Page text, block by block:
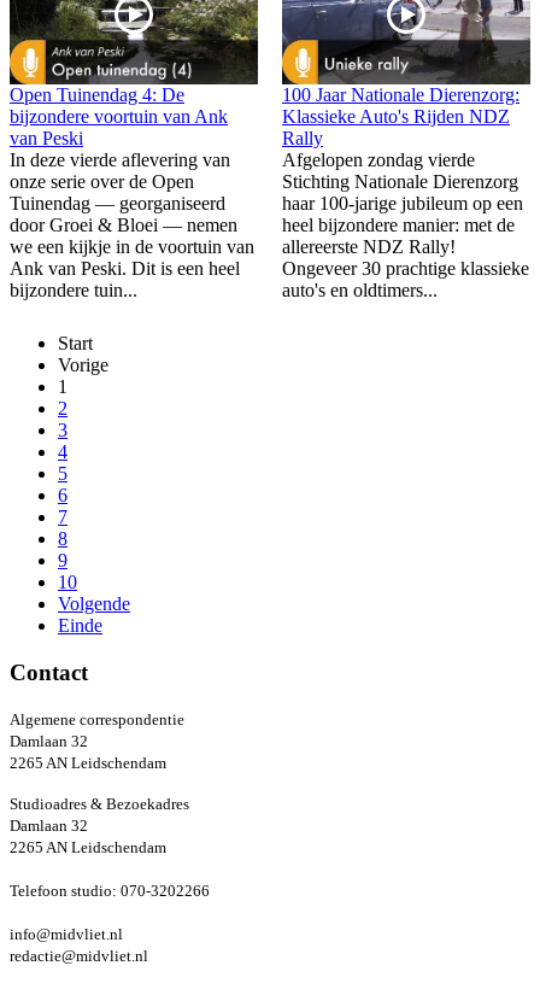
Open Tuinendag 4: De
bijzondere voortuin van Ank
van Peski
In deze vierde aflevering van
onze serie over de Open
Tuinendag — georganiseerd
door Groei & Bloei — nemen
we een kijkje in de voortuin van
Ank van Peski. Dit is een heel
bijzondere tuin...
100 Jaar Nationale Dierenzorg:
Klassieke Auto's Rijden NDZ
Rally
Afgelopen zondag vierde
Stichting Nationale Dierenzorg
haar 100-jarige jubileum op een
heel bijzondere manier: met de
allereerste NDZ Rally!
Ongeveer 30 prachtige klassieke
auto's en oldtimers...
Start
Vorige
1
2
3
4
5
6
7
8
9
10
Volgende
Einde
Contact
Algemene correspondentie
Damlaan 32
2265 AN Leidschendam
Studioadres & Bezoekadres
Damlaan 32
2265 AN Leidschendam
Telefoon studio: 070-3202266
info@midvliet.nl
redactie@midvliet.nl